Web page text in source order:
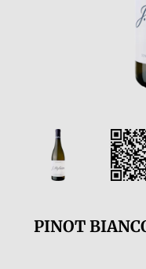
PINOT